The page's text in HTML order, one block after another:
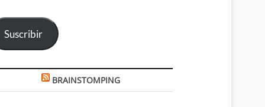
Suscribir
BRAINSTOMPING